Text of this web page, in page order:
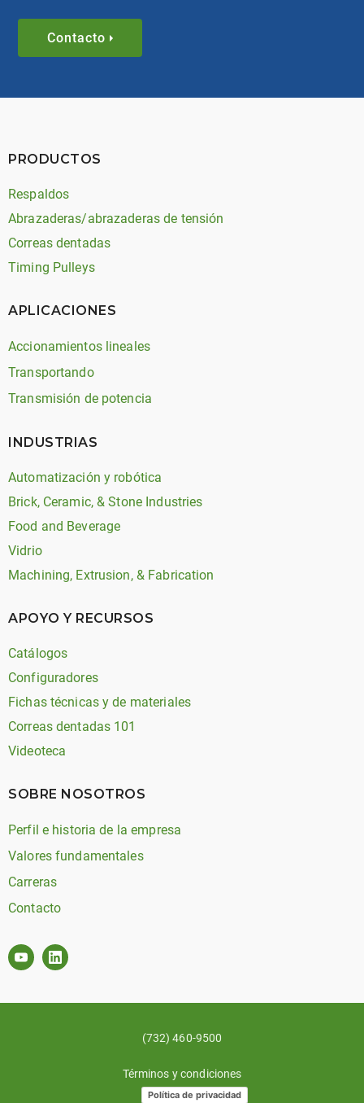
Contacto
PRODUCTOS
Respaldos
Abrazaderas/abrazaderas de tensión
Correas dentadas
Timing Pulleys
APLICACIONES
Accionamientos lineales
Transportando
Transmisión de potencia
INDUSTRIAS
Automatización y robótica
Brick, Ceramic, & Stone Industries
Food and Beverage
Vidrio
Machining, Extrusion, & Fabrication
APOYO Y RECURSOS
Catálogos
Configuradores
Fichas técnicas y de materiales
Correas dentadas 101
Videoteca
SOBRE NOSOTROS
Perfil e historia de la empresa
Valores fundamentales
Carreras
Contacto
(732) 460-9500
Términos y condiciones
Política de privacidad